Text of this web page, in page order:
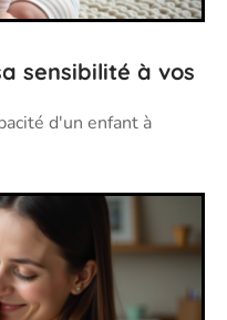
sensibilité à vos
d'un enfant à